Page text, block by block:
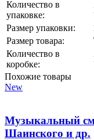
Количество в
упаковке:
Размер упаковки:
Размер товара:
Количество в
коробке:
Похожие товары
New
Музыкальный
Шаинского и др.